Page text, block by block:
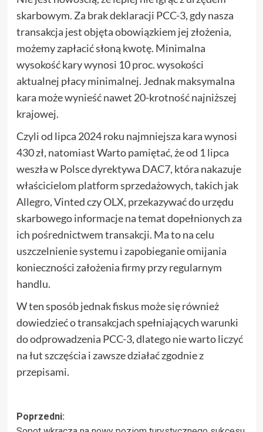
skarbowym. Za brak deklaracji PCC-3, gdy nasza
transakcja jest objęta obowiązkiem jej złożenia,
możemy zapłacić słoną kwotę. Minimalna
wysokość kary wynosi 10 proc. wysokości
aktualnej płacy minimalnej. Jednak maksymalna
kara może wynieść nawet 20-krotność najniższej
krajowej.
Czyli od lipca 2024 roku najmniejsza kara wynosi
430 zł, natomiast Warto pamiętać, że od 1 lipca
weszła w Polsce dyrektywa DAC7, która nakazuje
właścicielom platform sprzedażowych, takich jak
Allegro, Vinted czy OLX, przekazywać do urzędu
skarbowego informacje na temat dopełnionych za
ich pośrednictwem transakcji. Ma to na celu
uszczelnienie systemu i zapobieganie omijania
konieczności założenia firmy przy regularnym
handlu.
W ten sposób jednak fiskus może się również
dowiedzieć o transakcjach spełniających warunki
do odprowadzenia PCC-3, dlatego nie warto liczyć
na łut szczęścia i zawsze działać zgodnie z
przepisami.
Zobacz
Poprzedni: